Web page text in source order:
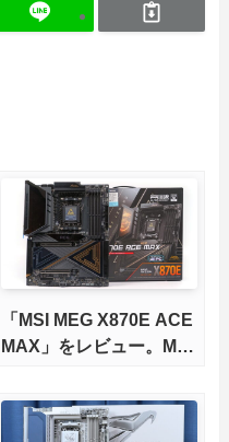
「MSI MEG X870E ACE
MAX」をレビュー。M.2
版X870Eマザーボードを
徹底検証